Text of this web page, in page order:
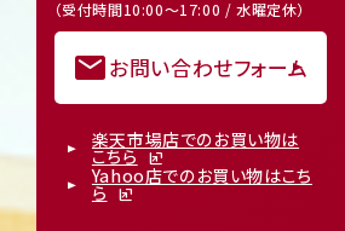
ンペーンのご案内
（受付時間10:00～17:00 / 水曜定休）
mailお問い合わせフォーム
楽天市場店でのお買い物は
こちら
Yahoo店でのお買い物はこち
ら